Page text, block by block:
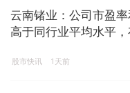
云南锗业：公司市盈
高于同行业平均水平
股市快讯 1天前